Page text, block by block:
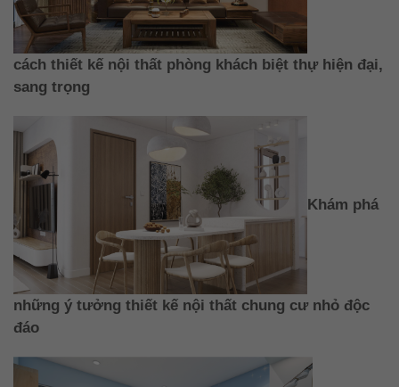
cách thiết kế nội thất phòng khách biệt thự hiện đại,
sang trọng
Khám phá
những ý tưởng thiết kế nội thất chung cư nhỏ độc
đáo